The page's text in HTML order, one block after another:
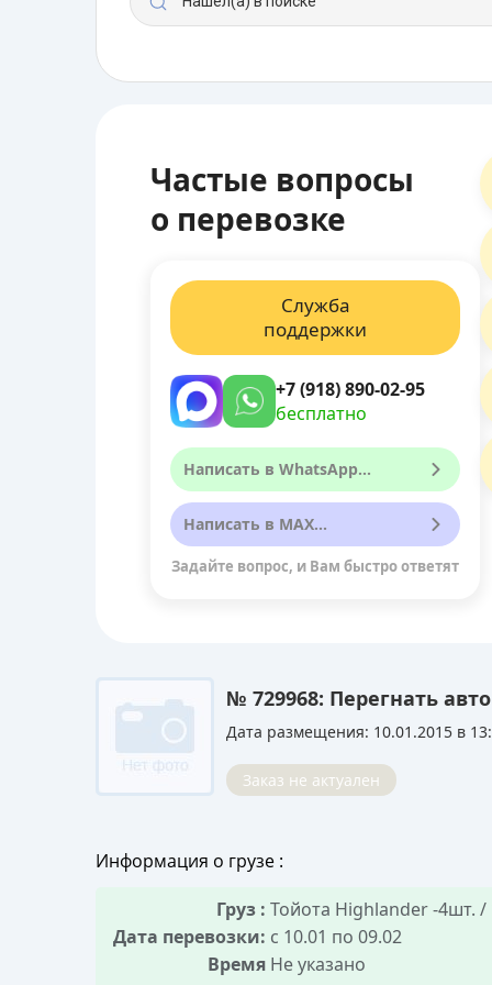
Частые вопросы
о перевозке
Служба
поддержки
+7 (918) 890-02-95
бесплатно
Написать в WhatsApp...
Написать в MAX...
Задайте вопрос, и Вам быстро ответят
№ 729968: Перегнать
Дата размещения: 10.01.2015 в
Заказ не актуален
Информация о грузе :
Груз : Тойота Highlander -4шт.
Дата перевозки: с 10.01 по 09.02
Время Не указано